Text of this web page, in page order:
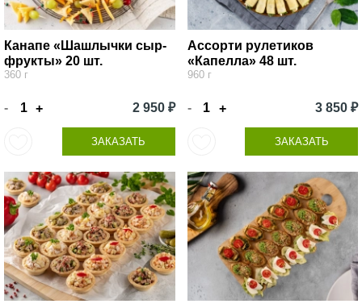
Канапе «Шашлычки сыр-
фрукты» 20 шт.
360 г
- + 2 950 ₽
ЗАКАЗАТЬ
Ассорти рулетиков
«Капелла» 48 шт.
960 г
- + 3 850 ₽
ЗАКАЗАТЬ